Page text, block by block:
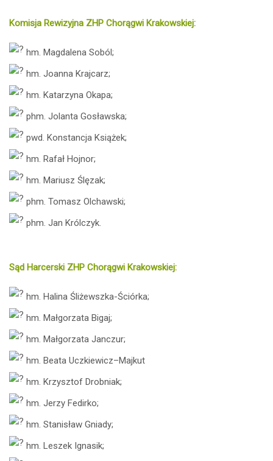
Komisja Rewizyjna ZHP Chorągwi Krakowskiej:
hm. Magdalena Soból;
hm. Joanna Krajcarz;
hm. Katarzyna Okapa;
phm. Jolanta Gosławska;
pwd. Konstancja Książek;
hm. Rafał Hojnor;
hm. Mariusz Ślęzak;
phm. Tomasz Olchawski;
phm. Jan Królczyk.
Sąd Harcerski ZHP Chorągwi Krakowskiej:
hm. Halina Śliżewszka-Ściórka;
hm. Małgorzata Bigaj;
hm. Małgorzata Janczur;
hm. Beata Uczkiewicz–Majkut
hm. Krzysztof Drobniak;
hm. Jerzy Fedirko;
hm. Stanisław Gniady;
hm. Leszek Ignasik;